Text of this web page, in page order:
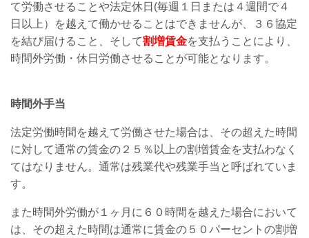
て労働させることや法定休日(毎週１日または４週間で４
日以上）を越えて働かせることはできませんが、３６協定
を結び届けること、そして割増賃金を支払うことにより、
時間外労働・休日労働させることが可能となります。
時間外手当
法定労働時間を越えて労働させた場合は、その超えた時間
に対して通常の賃金の２５％以上の割増賃金を支払わなく
てはなりません。通常は残業代や残業手当と呼ばれていま
す。
また時間外労働が１ヶ月に６０時間を越えた場合において
は、その超えた時間は通常に賃金の５０パーセントの割増